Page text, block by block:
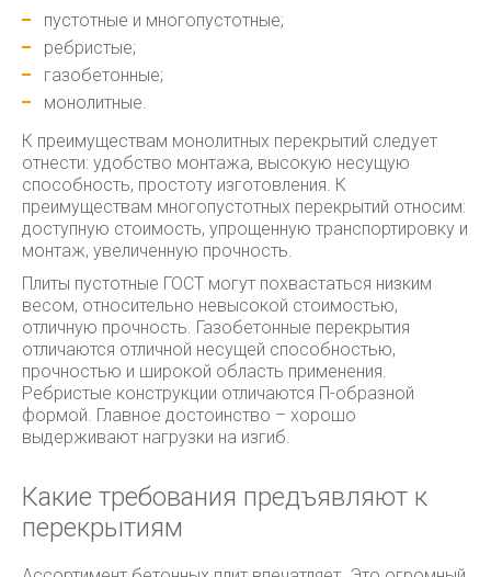
пустотные и многопустотные;
ребристые;
газобетонные;
монолитные.
К преимуществам монолитных перекрытий следует
отнести: удобство монтажа, высокую несущую
способность, простоту изготовления. К
преимуществам многопустотных перекрытий относим:
доступную стоимость, упрощенную транспортировку и
монтаж, увеличенную прочность.
Плиты пустотные ГОСТ могут похвастаться низким
весом, относительно невысокой стоимостью,
отличную прочность. Газобетонные перекрытия
отличаются отличной несущей способностью,
прочностью и широкой область применения.
Ребристые конструкции отличаются П-образной
формой. Главное достоинство – хорошо
выдерживают нагрузки на изгиб.
Какие требования предъявляют к
перекрытиям